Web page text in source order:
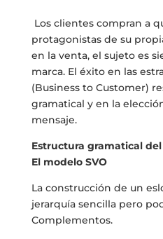
Los clientes compran a
protagonistas de su
en la venta, el sujeto es
marca. El éxito en las
(Business to Customer)
gramatical y en la
mensaje.
Estructura gramatical
El modelo SVO
La construcción de un
jerarquía sencilla pero
Complementos.